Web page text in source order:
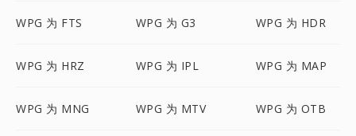
WPG 为 FTS WPG 为 G3 WPG 为 HDR
WPG 为 HRZ WPG 为 IPL WPG 为 MAP
WPG 为 MNG WPG 为 MTV WPG 为 OTB